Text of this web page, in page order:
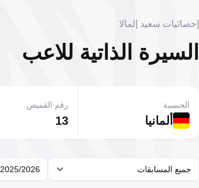
إحصائيات سعيد إلمالا
السيرة الذاتية للاعب
ألمانيا
الجنسية
13
رقم القميص
جميع المسابقات 2025/2026